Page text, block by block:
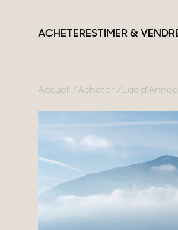
ACHETERESTIMER &
France
Lac d'Annecy
Genevois
Suisse
Canton de Vaud
Accueil Acheter Lac